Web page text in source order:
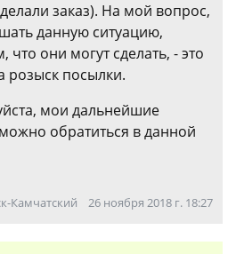
заказ). На мой вопрос,
данную ситуацию,
что они могут сделать, - это
розыск посылки.
мои дальнейшие
обратиться в данной
Камчатский 26 ноября 2018 г. 18:27